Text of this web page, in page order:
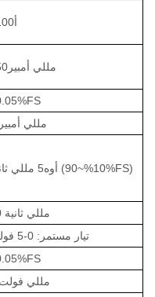
أ
مللي أمبير
1 مللي أمبير
أوه 5 مللي ثانية (10%~90%FS)
10 مللي ثانية
تيار مستمر: 0-5 فولت
1 مللي فولت